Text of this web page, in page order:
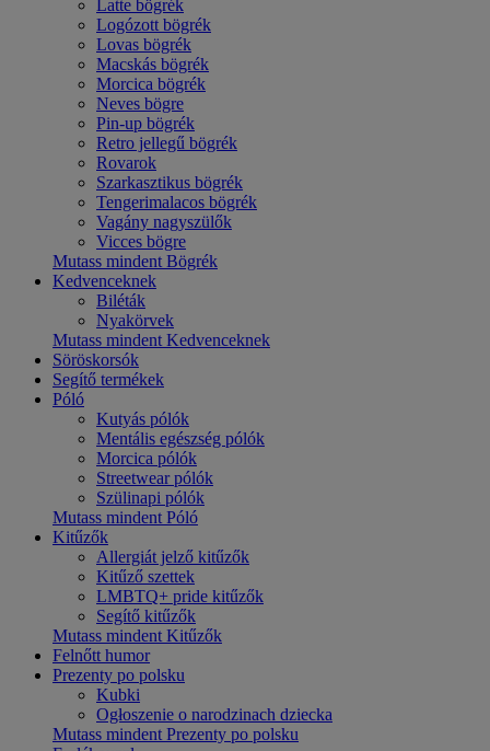
Latte bögrék
Logózott bögrék
Lovas bögrék
Macskás bögrék
Morcica bögrék
Neves bögre
Pin-up bögrék
Retro jellegű bögrék
Rovarok
Szarkasztikus bögrék
Tengerimalacos bögrék
Vagány nagyszülők
Vicces bögre
Mutass mindent Bögrék
Kedvenceknek
Biléták
Nyakörvek
Mutass mindent Kedvenceknek
Söröskorsók
Segítő termékek
Póló
Kutyás pólók
Mentális egészség pólók
Morcica pólók
Streetwear pólók
Szülinapi pólók
Mutass mindent Póló
Kitűzők
Allergiát jelző kitűzők
Kitűző szettek
LMBTQ+ pride kitűzők
Segítő kitűzők
Mutass mindent Kitűzők
Felnőtt humor
Prezenty po polsku
Kubki
Ogłoszenie o narodzinach dziecka
Mutass mindent Prezenty po polsku